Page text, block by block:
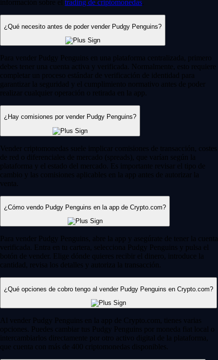
información sobre el trading de criptomonedas
¿Qué necesito antes de poder vender Pudgy Penguins?
Para vender Pudgy Penguins en una plataforma centralizada, primero
debes tener una cuenta activa y verificada. Normalmente, esto requiere
completar un proceso estándar de verificación de identidad para
garantizar la seguridad y el cumplimiento normativo antes de poder
realizar cualquier operación o retirada en la app.
¿Hay comisiones por vender Pudgy Penguins?
Vender criptomonedas suele implicar comisiones de transacción, costes
de red o diferenciales de mercado (spreads), que varían según la
plataforma y el estado del mercado. Es importante revisar el tipo de
cambio y las comisiones aplicables en la app antes de autorizar la
venta.
¿Cómo vendo Pudgy Penguins en la app de Crypto.com?
Para vender Pudgy Penguins, abre la app y asegúrate de tener la cuenta
verificada. Entra en tu cartera, selecciona Pudgy Penguins y pulsa el
botón de vender. Elige dónde quieres recibir el dinero, introduce la
cantidad, revisa los detalles y autoriza la transacción.
¿Qué opciones de cobro tengo al vender Pudgy Penguins en Crypto.com?
Al vender Pudgy Penguins en la app de Crypto.com, tienes varias
opciones. Puedes cambiar tus Pudgy Penguins por moneda fiat local o
intercambiarlos directamente por otro activo digital de la plataforma,
que cuenta con más de 400 criptomonedas disponibles.